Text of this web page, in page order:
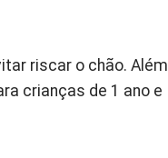
riscar o chão. Além
crianças de 1 ano e